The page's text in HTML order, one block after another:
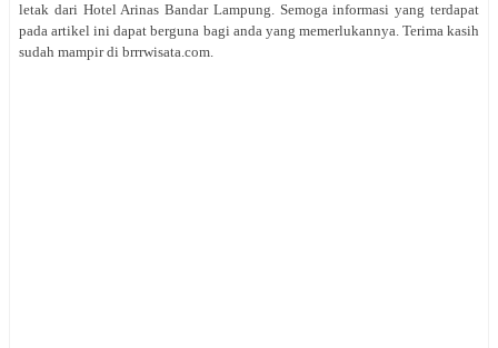
letak dari Hotel Arinas Bandar Lampung. Semoga informasi yang terdapat
pada artikel ini dapat berguna bagi anda yang memerlukannya. Terima kasih
sudah mampir di brrrwisata.com.